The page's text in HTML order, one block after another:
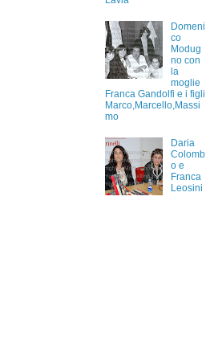
Domeni
co
Modug
no con
la
moglie
Franca Gandolfi e i figli
Marco,Marcello,Massi
mo
Daria
Colomb
o e
Franca
Leosini